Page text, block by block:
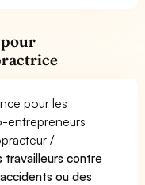
pour
pour les
entrepreneurs
/
travailleurs contre
ou des